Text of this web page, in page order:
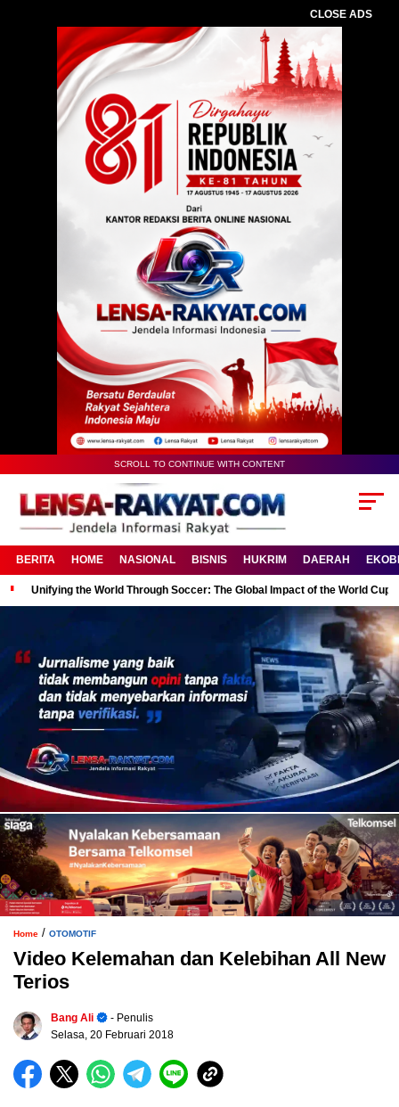
CLOSE ADS
SCROLL TO CONTINUE WITH CONTENT
BERITA HOME NASIONAL BISNIS HUKRIM DAERAH
Unifying the World Through Soccer: The Global Impact of the World Cup
Home / OTOMOTIF
Video Kelemahan dan Kelebihan All New
Terios
Bang Ali
- Penulis
Selasa, 20 Februari 2018